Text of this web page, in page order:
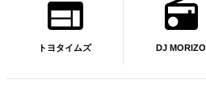
トヨタイムズ DJ MORIZO